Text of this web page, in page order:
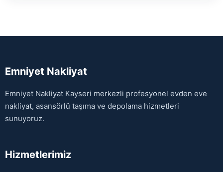
Emniyet Nakliyat
Emniyet Nakliyat Kayseri merkezli profesyonel evden eve
nakliyat, asansörlü taşıma ve depolama hizmetleri
sunuyoruz.
Hizmetlerimiz